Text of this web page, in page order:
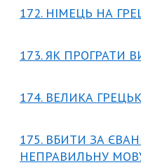
172. НІМЕЦЬ НА
173. ЯК ПРОГРАТИ
174. ВЕЛИКА
175. ВБИТИ ЗА
НЕПРАВИЛЬНУ